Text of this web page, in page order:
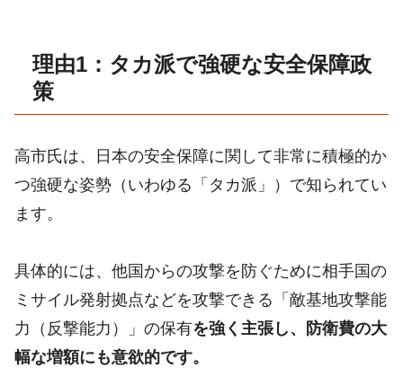
理由1：タカ派で強硬な安全保障政
策
高市氏は、日本の安全保障に関して非常に積極的か
つ強硬な姿勢（いわゆる「タカ派」）で知られてい
ます。
具体的には、他国からの攻撃を防ぐために相手国の
ミサイル発射拠点などを攻撃できる「敵基地攻撃能
力（反撃能力）」の保有を強く主張し、防衛費の大
幅な増額にも意欲的です。